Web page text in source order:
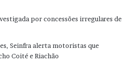
por concessões irregulares de
Seinfra alerta motoristas que
Coité e Riachão